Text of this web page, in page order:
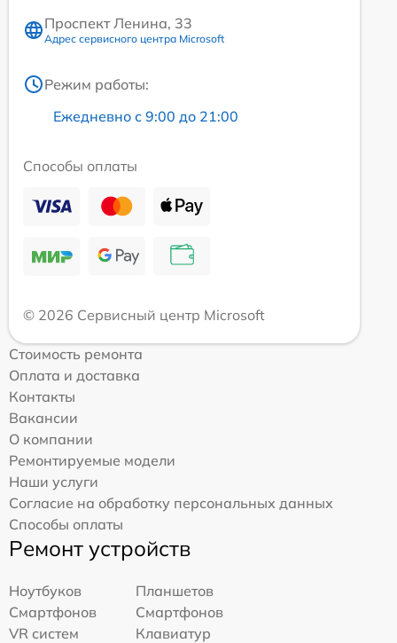
Проспект Ленина, 33
Адрес сервисного центра Microsoft
Режим работы:
Ежедневно с 9:00 до 21:00
Способы оплаты
© 2026 Сервисный центр Microsoft
Стоимость ремонта
Оплата и доставка
Контакты
Вакансии
О компании
Ремонтируемые модели
Наши услуги
Согласие на обработку персональных данных
Способы оплаты
Ремонт устройств
Ноутбуков
Планшетов
Смартфонов
Смартфонов
VR систем
Клавиатур